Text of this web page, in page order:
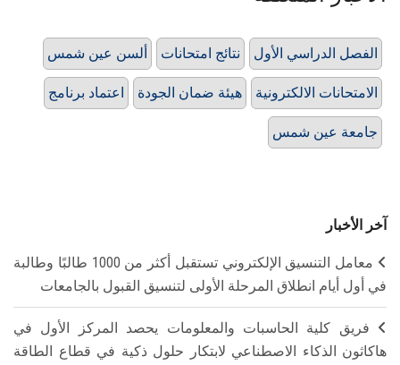
ألسن عين شمس نتائج امتحانات الفصل الدراسي الأول
اعتماد برنامج هيئة ضمان الجودة الامتحانات الالكترونية
جامعة عين شمس
آخر الأخبار
معامل التنسيق الإلكتروني تستقبل أكثر من 1000 طالبًا وطالبة
في أول أيام انطلاق المرحلة الأولى لتنسيق القبول بالجامعات
فريق كلية الحاسبات والمعلومات يحصد المركز الأول في
هاكاثون الذكاء الاصطناعي لابتكار حلول ذكية في قطاع الطاقة